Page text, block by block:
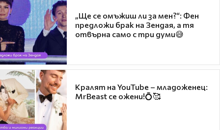
„Ще се омъжиш ли за мен?“: Фен
предложи брак на Зендая, а тя
отвърна само с три думи😅
Кралят на YouTube – младоженец:
MrBeast се ожени!💍🥰